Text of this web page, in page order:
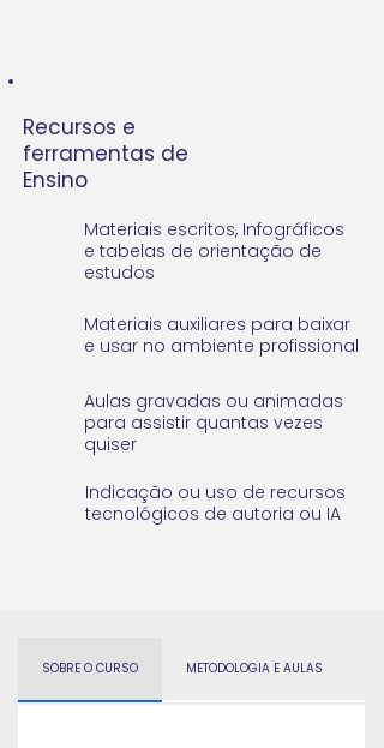
Recursos e
ferramentas de
Ensino
Materiais escritos, Infográficos
e tabelas de orientação de
estudos
Materiais auxiliares para baixar
e usar no ambiente profissional
Aulas gravadas ou animadas
para assistir quantas vezes
quiser
Indicação ou uso de recursos
tecnológicos de autoria ou IA
SOBRE O CURSO METODOLOGIA E AULAS